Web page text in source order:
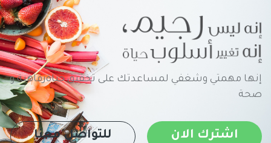
إنها مهمتي وشغفي لمساعدتك على تحقيق حياةرفاهية و
صحة
اشترك الان للتواصل معنا